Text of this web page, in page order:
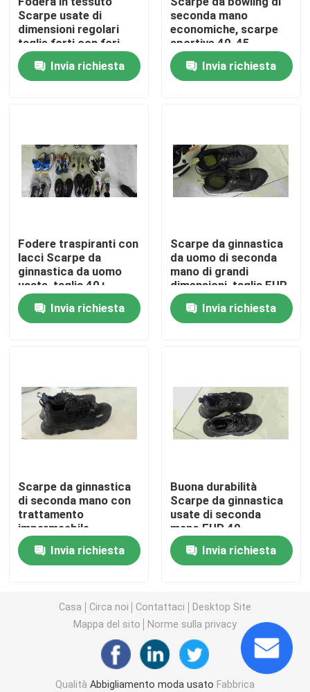
Prodotti
Video
Giro della fabbrica
Controllo di qualità
Contattici
Richieda una citazione
Scarpe degli uomini della seconda mano
seconde borse di mano
Borse di lusso di seconda mano
Abiti casual autunnali
Camicie da uomo nuovo modello
Scarpe usate di
dimensioni regolari
taglie forti con fori
traspiranti antiscivolo
Invia richiesta
seconda mano
economiche, scarpe
sportive 40-45
Invia richiesta
Fodere traspiranti con
lacci Scarpe da
ginnastica da uomo
usate, taglia 40+
Invia richiesta
Scarpe da ginnastica
da uomo di seconda
mano di grandi
dimensioni, taglia EUR
40-45
Invia richiesta
Scarpe da ginnastica
di seconda mano con
trattamento
impermeabile
multicolore 40-45
Invia richiesta
Buona durabilità
Scarpe da ginnastica
usate di seconda
mano EUR 40
Sottolineando la
durabilitàInvia richiesta
Casa Circa noi Contattaci
Desktop Site
Mappa del sito
Norme sulla privacy
Qualità Abbigliamento moda usato Fabbrica